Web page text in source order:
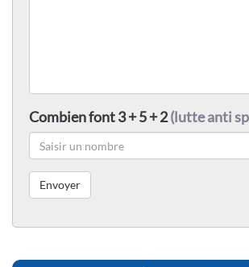
Combien font 3 + 5 + 2(lutte anti